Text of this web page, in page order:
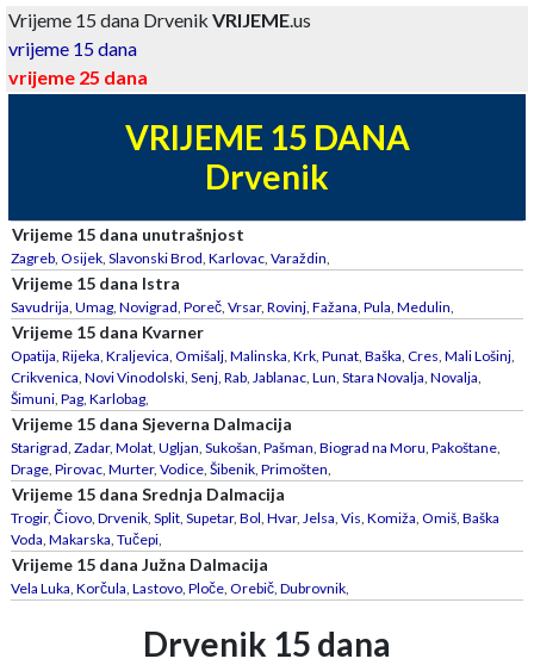
Vrijeme 15 dana DrvenikVRIJEME.us
vrijeme 15 dana
vrijeme 25 dana
VRIJEME 15 DANA
Drvenik
Vrijeme 15 dana unutrašnjost
Zagreb, Osijek, Slavonski Brod, Karlovac, Varaždin,
Vrijeme 15 dana Istra
Savudrija, Umag, Novigrad, Poreč, Vrsar, Rovinj, Fažana, Pula, Medulin,
Vrijeme 15 dana Kvarner
Opatija, Rijeka, Kraljevica, Omišalj, Malinska, Krk, Punat, Baška, Cres, Mali Lošinj,
Crikvenica, Novi Vinodolski, Senj, Rab, Jablanac, Lun, Stara Novalja, Novalja,
Šimuni, Pag, Karlobag,
Vrijeme 15 dana Sjeverna Dalmacija
Starigrad, Zadar, Molat, Ugljan, Sukošan, Pašman, Biograd na Moru, Pakoštane,
Drage, Pirovac, Murter, Vodice, Šibenik, Primošten,
Vrijeme 15 dana Srednja Dalmacija
Trogir, Čiovo, Drvenik, Split, Supetar, Bol, Hvar, Jelsa, Vis, Komiža, Omiš, Baška
Voda, Makarska, Tučepi,
Vrijeme 15 dana Južna Dalmacija
Vela Luka, Korčula, Lastovo, Ploče, Orebič, Dubrovnik,
Drvenik 15 dana